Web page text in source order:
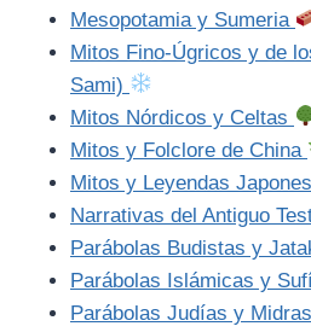
Mesopotamia y Sumeria
Mitos Fino-Úgricos y de
Sami)
Mitos Nórdicos y Celtas
Mitos y Folclore de China
Mitos y Leyendas
Narrativas del Antiguo
Parábolas Budistas y
Parábolas Islámicas y
Parábolas Judías y